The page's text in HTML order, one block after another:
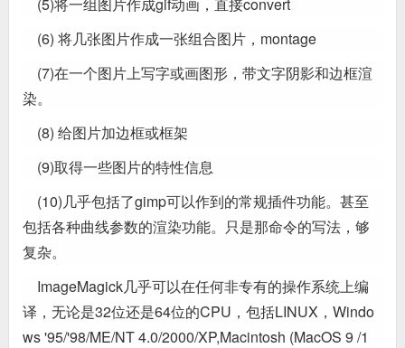
(6) 将几张图片作成一张组合图片，montage
(7)在一个图片上写字或画图形，带文字阴影和边框渲
染。
(8) 给图片加边框或框架
(9)取得一些图片的特性信息
(10)几乎包括了gimp可以作到的常规插件功能。甚至
包括各种曲线参数的渲染功能。只是那命令的写法，够
复杂。
ImageMagick几乎可以在任何非专有的操作系统上编
译，无论是32位还是64位的CPU，包括LINUX，Windo
ws '95/'98/ME/NT 4.0/2000/XP,Macintosh (MacOS 9 /1